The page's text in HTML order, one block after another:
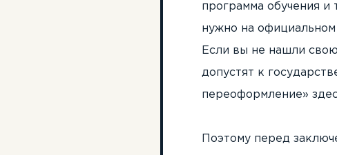
программа обучения и
нужно на
Если вы не нашли
допустят к
переоформление»
Поэтому перед